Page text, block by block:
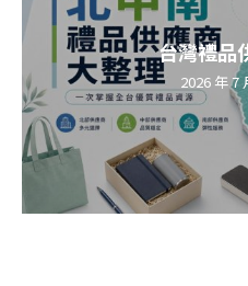
台灣禮品
2026 年 7